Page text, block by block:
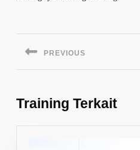
PREVIOUS
Training Terkait